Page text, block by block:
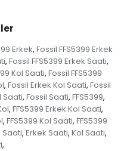
Erkek, Fossil FFS5399 Erkek
, Fossil FFS5399 Erkek Saati,
Kol Saati, Fossil FFS5399
, Fossil Erkek Kol Saati, Fossil
Saati, Fossil Saati, FFS5399,
, FFS5399 Erkek Kol Saati,
, FFS5399 Kol Saati, FFS5399
Saati, Erkek Saati, Kol Saati,
,